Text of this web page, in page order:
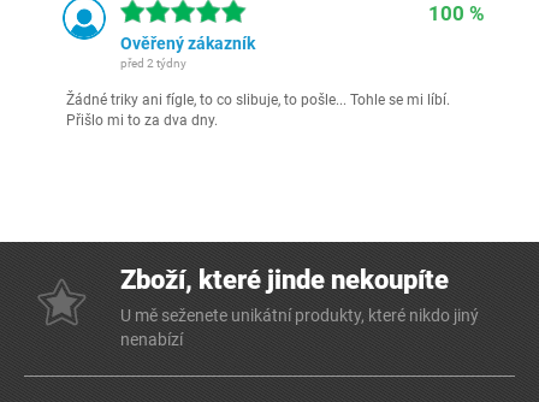
100 %
Ověřený zákazník
před 2 týdny
Žádné triky ani fígle, to co slibuje, to pošle... Tohle se mi líbí.
Přišlo mi to za dva dny.
Zboží, které jinde nekoupíte
U mě seženete unikátní produkty, které nikdo jiný
nenabízí